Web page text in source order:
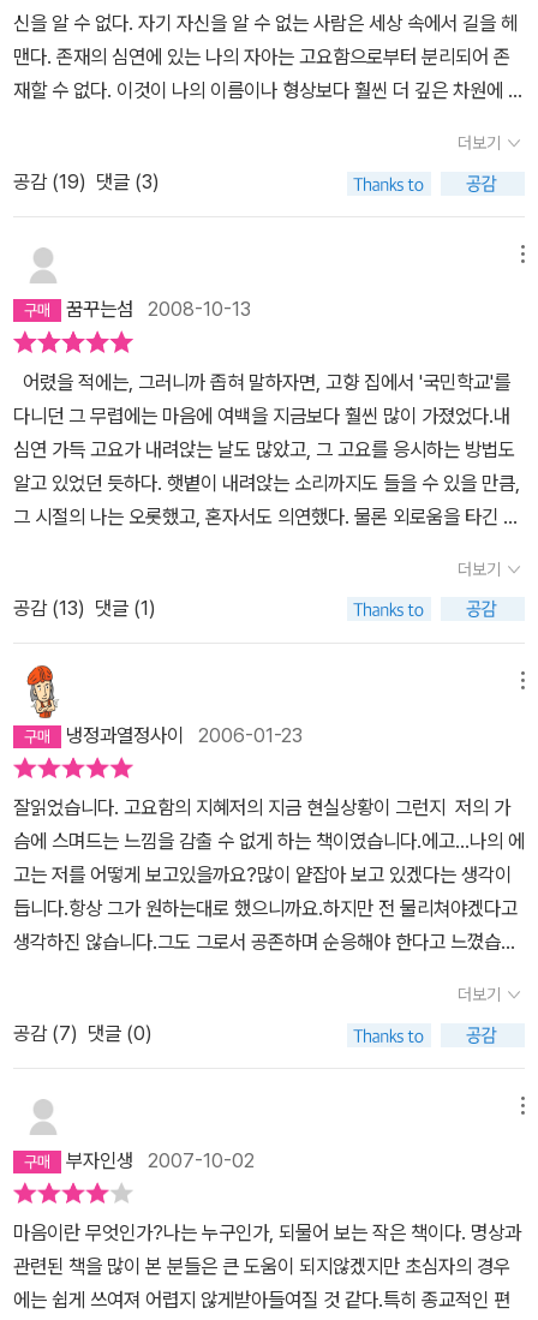
신을 알 수 없다. 자기 자신을 알 수 없는 사람은 세상 속에서 길을 헤
맨다. 존재의 심연에 있는 나의 자아는 고요함으로부터 분리되어 존
재할 수 없다. 이것이 나의 이름이나 형상보다 훨씬 더 깊은 차원에 존
두 번째 책이다. '지금 이 순간을 살아라'가 산문적이고, 설명적이라면
이 책은 시적이다. 의심이 없고, 마음이 맑은 사람이야 시를 읽어도 전
율하겠지만 생각이 많은 사람은 설명이 필요하다. 그렇지 않으면 고
요함이 뭐야? 자아라고? 더 깊은 차원이라니? 라는 글자를 따라 다
까? 하는 구체적인 실천방법이 궁금해질 수도 있으리라. 이런 물음표
들을 조금 적게 하려면 '지금 이 순간을 살아라'를 먼저 읽기를 권한
다. 생각과 의심이 많은 사람들의 질문에 대한 대답으로 이뤄진 책이
고, 구체적인 방법 역시 제시되어 있다. 사람마다 그 방법이 구체적이
라고 느끼지 않을 수도 있겠지만 그 책을 읽고나면 이 책이 훨씬 친근
하고 편안하게 느껴질 것이다. 어쩔 수 없이 '나'라고 표현하고 있지
만 이 글의 나는 '물 위에 번지다가 사라지는 파문처럼 순간적으로 생
겼다가 사라지는 것'(p.37)이다. 그리고 그 순간을 제외한 과거와 미
래, 생각과 염려는 내가 아니다. 나의 이야기들일 뿐이다. 진정으로 존
체는 과거와 미래로 가득찬 생각이 자신이라고 여기고 있는 자신을
자각하는 것이다. 자각하는 순간, 사라진다. 작은 언니가 사라진 지 일
년이 훨씬 지났지만 슬픔이 흥건했다. 그렇다고 우울한 건 아니었다.
그저 슬펐다. 허전하고 슬픈 것, 하루에 그저 잠깐 동안이지만 매일 눈
물이 그치지 않았다. 어느날, 몸살이 나서 누워 있었다. 혼자 아파 누
워 있는데도 눈물이 나지 않는다, 는 것이 인식되었다. 어, 슬픔들은
다 어디로 갔지? 하고 고개를 들었다. 구름처럼 몰려다니던 슬픔들이
나를 비껴갔다. 구름처럼 몰려다니는...이 표현은 기형도의 어느 시에
서 인용해서 생각들을 표현할 때 주로 사용했었다. 슬픔은 그렇지 않
을 짜서 즙을 내듯 가슴이 아프다가 눈물이 쏟아지는 줄 알았다. 그것
들이 이렇게 밖에서 몰려다니다니...그렇게 왜 슬픔이 오지 않나 쳐다
보고 있으니 슬픔이 내게서 가 버렸다. 이 책에 비슷한 구절이 있다.
나는 '권태로운 사람'이 나의 본모습이 아님을 알게 된다. 권태는 다만
나의 내부 에너지가 습관적으로 움직이는 것이다. 분노한 사람은 내
가 아니다. 슬픈 사람은 내가 아니다. 두려운 사람은 내가 아니다. 권
태.분노.슬픔.공포는 '나의 것'이 아니다. 그것들은 단지 마음 상태를
가리키는 지표이며, 늘 가고 오는 것이다. 가고 오는 것은 그 무엇도
내가 아니다. -p.29자각만으로도 충분하다. 왜 이런 자각이 어려웠던
것일까? 악착같이 에고가 나라고 생각했기 때문이다. 에고의 특성에
더보기
공감 (19) 댓글 (3)
꿈꾸는섬 2008-10-13
어렸을 적에는, 그러니까 좁혀 말하자면, 고향 집에서 '국민학교'를
다니던 그 무렵에는 마음에 여백을 지금보다 훨씬 많이 가졌었다.내
심연 가득 고요가 내려앉는 날도 많았고, 그 고요를 응시하는 방법도
알고 있었던 듯하다. 햇볕이 내려앉는 소리까지도 들을 수 있을 만큼,
그 시절의 나는 오롯했고, 혼자서도 의연했다. 물론 외로움을 타긴 했
다.오히려 어른이 된 지금은 고요함을 감당하지 못한다. 아무것도 할
것이 없는, 할 필요가 없는 순간적인 진공의 상태를 견디지 못해 끊임
없이 타인과의 접속을 시도한다. 혼자이고 싶어 하면서도 혼자이지
못하는 아이러니가 발생한 거다. 왜일까? 무엇이 그 본능의 힘을 앗
아간 것일까?에크하르트 톨레의 이 짧은 글은 그 본능의 힘을 되찾으
라고 말한다.내가 갖고 있는 과도한 생각의함정을 벗어날 것을 그리
하여 진정한 자유를 찾을 것을 강조한다. 구구절절이 소중한 말씀들
이다.
더보기
공감 (13) 댓글 (1)
냉정과열정사이 2006-01-23
잘읽었습니다. 고요함의 지혜저의 지금 현실상황이 그런지 저의 가
슴에 스며드는 느낌을 감출 수 없게 하는 책이였습니다.에고...나의 에
고는 저를 어떻게 보고있을까요?많이 얕잡아 보고 있겠다는 생각이
듭니다.항상 그가 원하는대로 했으니까요.하지만 전 물리쳐야겠다고
생각하진 않습니다.그도 그로서 공존하며 순응해야 한다고 느꼈습니
더보기
공감 (7) 댓글 (0)
부자인생 2007-10-02
마음이란 무엇인가?나는 누구인가, 되물어 보는 작은 책이다. 명상과
관련된 책을 많이 본 분들은 큰 도움이 되지않겠지만 초심자의 경우
에는 쉽게 쓰여져 어렵지 않게받아들여질 것 같다.특히 종교적인 편